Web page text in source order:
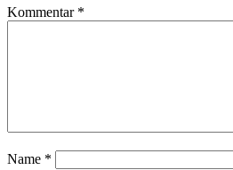
Kommentar *
Name *